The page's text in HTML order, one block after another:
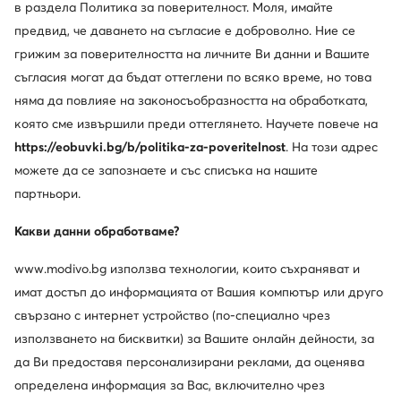
Guess
260,76€
155,99€
в раздела Политика за поверителност. Моля, имайте
предвид, че даването на съгласие е доброволно. Ние се
грижим за поверителността на личните Ви данни и Вашите
съгласия могат да бъдат оттеглени по всяко време, но това
няма да повлияе на законосъобразността на обработката,
която сме извършили преди оттеглянето. Научете повече на
https://eobuvki.bg/b/politika-za-poveritelnost. На този адрес
можете да се запознаете и със списъка на нашите
партньори.
Какви данни обработваме?
www.modivo.bg използва технологии, които съхраняват и
имат достъп до информацията от Вашия компютър или друго
свързано с интернет устройство (по-специално чрез
използването на бисквитки) за Вашите онлайн дейности, за
да Ви предоставя персонализирани реклами, да оценява
определена информация за Вас, включително чрез